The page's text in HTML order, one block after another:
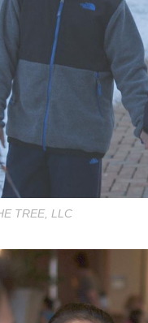
TREE, LLC